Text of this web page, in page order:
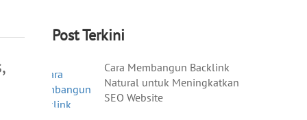
Post Terkini
Cara Membangun Backlink
Natural untuk Meningkatkan
SEO Website